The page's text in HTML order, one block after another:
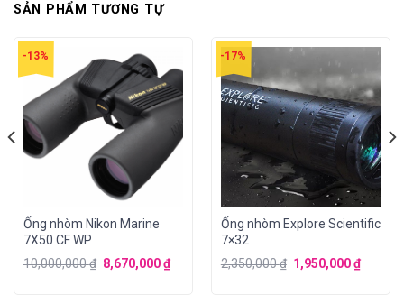
SẢN PHẨM TƯƠNG TỰ
-13%
Ống nhòm Nikon Marine
7X50 CF WP
10,000,000₫ 8,670,000₫
-17%
Ống nhòm Explore Scientific
7×32
2,350,000₫ 1,950,000₫